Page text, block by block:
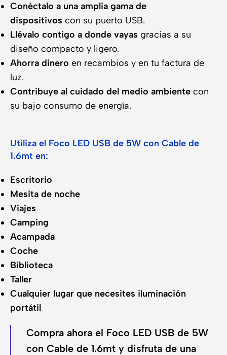
Conéctalo a una amplia gama de
dispositivos con su puerto USB.
Llévalo contigo a donde vayas gracias a su
diseño compacto y ligero.
Ahorra dinero en recambios y en tu factura de
luz.
Contribuye al cuidado del medio ambiente con
su bajo consumo de energía.
Utiliza el Foco LED USB de 5W con Cable de
1.6mt en:
Escritorio
Mesita de noche
Viajes
Camping
Acampada
Coche
Biblioteca
Taller
Cualquier lugar que necesites iluminación
portátil
Compra ahora el Foco LED USB de 5W
con Cable de 1.6mt y disfruta de una